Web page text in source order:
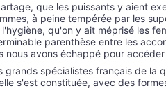
que les puissants y aient
à peine tempérée par les
qu'on y ait méprisé les
parenthèse entre les
nous avons échappé pour
grands spécialistes français de
s'est constituée, avec des